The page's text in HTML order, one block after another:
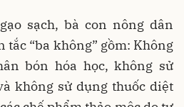
sạch, bà con nông dân
“ba không” gồm: Không
bón hóa học, không sử
không sử dụng thuốc diệt